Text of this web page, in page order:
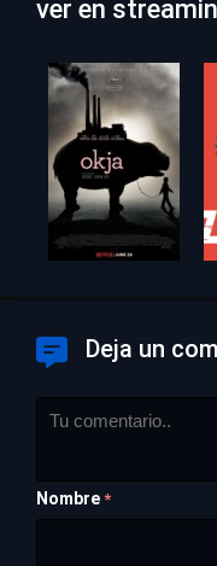
ver en
Deja un
Nombre *